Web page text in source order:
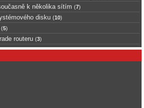
k několika sítím (7)
disku (10)
(5)
routeru (3)